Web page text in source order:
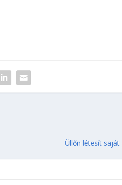
Üllőn létesít